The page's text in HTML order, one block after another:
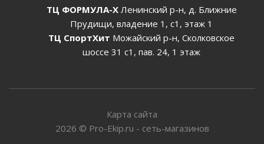
ТЦ ФОРМУЛА-ХЛенинский р-н, д. Ближние
Прудищи, владение 1, с1, этаж 1
ТЦ СпортХит Можайский р-н, Сколковское
шоссе 31 с1, пав. 24, 1 этаж
Карта сайта
2026 © Pro-Ekip.ru - сеть-магазинов